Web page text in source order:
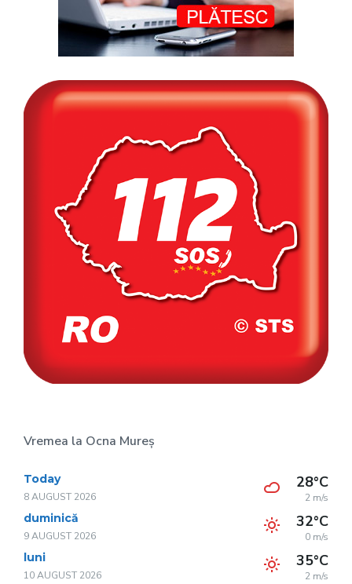
Vremea la Ocna Mureș
Today
8 AUGUST 2026
28°C
2 m/s
duminică
9 AUGUST 2026
32°C
0 m/s
luni
10 AUGUST 2026
35°C
2 m/s